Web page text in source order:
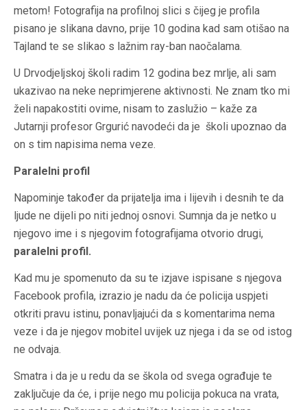
metom! Fotografija na profilnoj slici s čijeg je profila
pisano je slikana davno, prije 10 godina kad sam otišao na
Tajland te se slikao s lažnim ray-ban naočalama.
U Drvodjeljskoj školi radim 12 godina bez mrlje, ali sam
ukazivao na neke neprimjerene aktivnosti. Ne znam tko mi
želi napakostiti ovime, nisam to zaslužio – kaže za
Jutarnji profesor Grgurić navodeći da je školi upoznao da
on s tim napisima nema veze.
Paralelni profil
Napominje također da prijatelja ima i lijevih i desnih te da
ljude ne dijeli po niti jednoj osnovi. Sumnja da je netko u
njegovo ime i s njegovim fotografijama otvorio drugi,
paralelni profil.
Kad mu je spomenuto da su te izjave ispisane s njegova
Facebook profila, izrazio je nadu da će policija uspjeti
otkriti pravu istinu, ponavljajući da s komentarima nema
veze i da je njegov mobitel uvijek uz njega i da se od istog
ne odvaja.
Smatra i da je u redu da se škola od svega ograđuje te
zaključuje da će, i prije nego mu policija pokuca na vrata,